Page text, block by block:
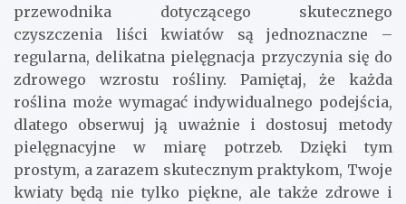
przewodnika dotyczącego skutecznego
czyszczenia liści kwiatów są jednoznaczne –
regularna, delikatna pielęgnacja przyczynia się do
zdrowego wzrostu rośliny. Pamiętaj, że każda
roślina może wymagać indywidualnego podejścia,
dlatego obserwuj ją uważnie i dostosuj metody
pielęgnacyjne w miarę potrzeb. Dzięki tym
prostym, a zarazem skutecznym praktykom, Twoje
kwiaty będą nie tylko piękne, ale także zdrowe i